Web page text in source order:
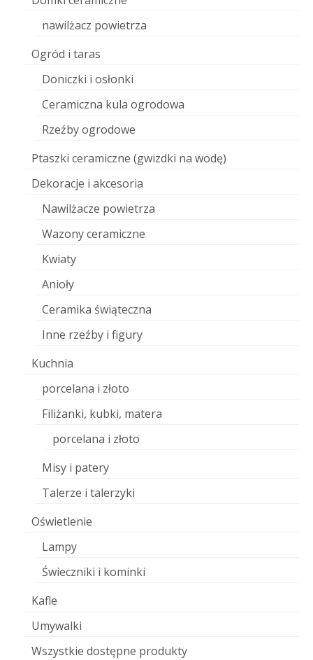
nawilżacz powietrza
Ogród i taras
Doniczki i osłonki
Ceramiczna kula ogrodowa
Rzeźby ogrodowe
Ptaszki ceramiczne (gwizdki na wodę)
Dekoracje i akcesoria
Nawilżacze powietrza
Wazony ceramiczne
Kwiaty
Anioły
Ceramika świąteczna
Inne rzeźby i figury
Kuchnia
porcelana i złoto
Filiżanki, kubki, matera
porcelana i złoto
Misy i patery
Talerze i talerzyki
Oświetlenie
Lampy
Świeczniki i kominki
Kafle
Umywalki
Wszystkie dostępne produkty